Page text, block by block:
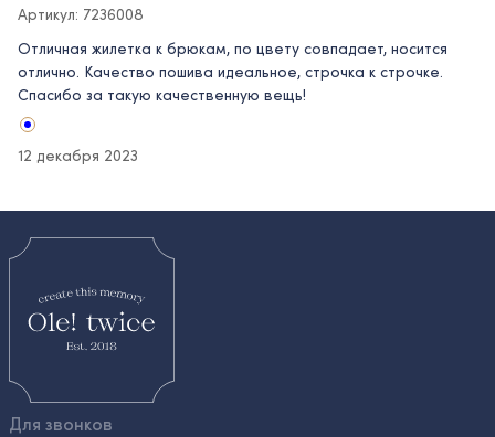
Артикул: 7236008
Отличная жилетка к брюкам, по цвету совпадает, носится
отлично. Качество пошива идеальное, строчка к строчке.
Спасибо за такую качественную вещь!
12 декабря 2023
Для звонков